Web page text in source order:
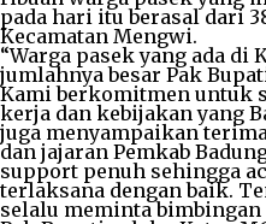
pada hari itu berasal dari
Kecamatan Mengwi.
“Warga pasek yang ada di
jumlahnya besar Pak
Kami berkomitmen untuk
kerja dan kebijakan yang
juga menyampaikan
dan jajaran Pemkab
support penuh sehingga
terlaksana dengan baik.
selalu meminta